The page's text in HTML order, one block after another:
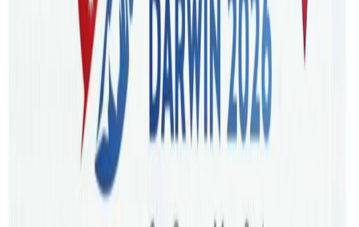
देखि राति ११ बजेसम्म इन्द्रेणी फंक्सन सेन्टर रक्डेलमा आयोजना
हुनेगरी होली हंगामा कार्यक्रमको अन्तिम तयारी पूरा भएको आयोजक
एशोसिएशन अफ नेपाल तराई इन अष्ट्रेलिया (एन्टा) ले जानकारी
रंगहरुको चाड भनेर चिनिने होली नजिकिदै गर्दा अहिले नेपालमा मात्र
नभई विदेशमा बस्ने नेपालीहरु समेत उत्साहित भएर उत्सवको
तयारीमा लागिरहेका छन् । बिगत १५ बर्ष देखि होलि छठ जस्ता
पर्बहरुलाई व्यापक सहभागिता सहित मनाउदै आइरहेको एन्टा ले यस